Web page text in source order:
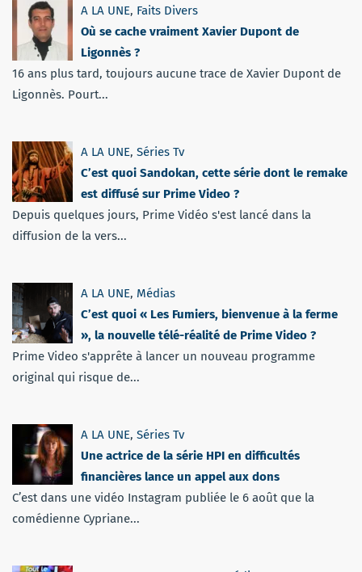
A LA UNE, Faits Divers
Où se cache vraiment Xavier Dupont de
Ligonnès ?
16 ans plus tard, toujours aucune trace de Xavier Dupont de
Ligonnès. Pourt...
A LA UNE, Séries Tv
C’est quoi Sandokan, cette série dont le remake
est diffusé sur Prime Video ?
Depuis quelques jours, Prime Vidéo s'est lancé dans la
diffusion de la vers...
A LA UNE, Médias
C’est quoi « Les Fumiers, bienvenue à la ferme
», la nouvelle télé-réalité de Prime Video ?
Prime Video s'apprête à lancer un nouveau programme
original qui risque de...
A LA UNE, Séries Tv
Une actrice de la série HPI en difficultés
financières lance un appel aux dons
C’est dans une vidéo Instagram publiée le 6 août que la
comédienne Cypriane...